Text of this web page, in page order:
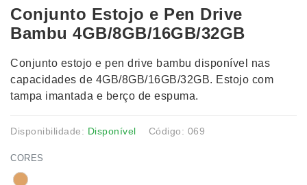
Conjunto Estojo e Pen Drive
Bambu 4GB/8GB/16GB/32GB
Conjunto estojo e pen drive bambu disponível nas
capacidades de 4GB/8GB/16GB/32GB. Estojo com
tampa imantada e berço de espuma.
Disponibilidade: Disponível Código: 069
CORES